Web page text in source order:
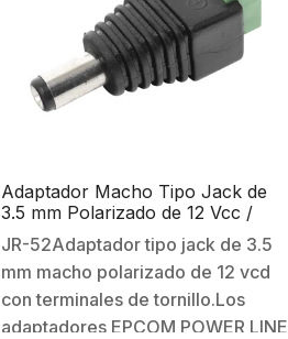
Adaptador Macho Tipo Jack de
3.5 mm Polarizado de 12 Vcc /
Terminales Tipo Tornillo /
Polarizado (+/-) / Ideal para
Cámaras de CCTV.
JR-52Adaptador tipo jack de 3.5
mm macho polarizado de 12 vcd
con terminales de tornillo.Los
adaptadores EPCOM POWER LINE